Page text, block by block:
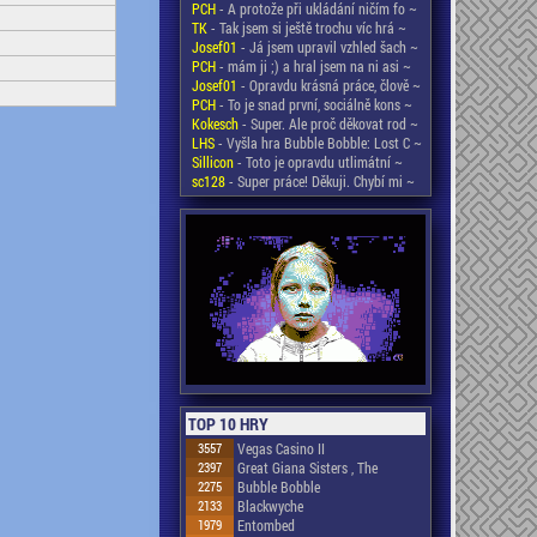
PCH- A protože při ukládání ničím fo ~
TK- Tak jsem si ještě trochu víc hrá ~
Josef01 - Já jsem upravil vzhled šach ~
PCH- mám ji ;) a hral jsem na ni asi ~
Josef01 - Opravdu krásná práce, člově ~
PCH- To je snad první, sociálně kons ~
Kokesch- Super. Ale proč děkovat rod ~
LHS- Vyšla hra Bubble Bobble: Lost C ~
Sillicon- Toto je opravdu utlimátní ~
sc128- Super práce! Děkuji. Chybí mi ~
TOP 10 HRY
3557 Vegas Casino II
2397 Great Giana Sisters , The
2275 Bubble Bobble
2133 Blackwyche
1979 Entombed